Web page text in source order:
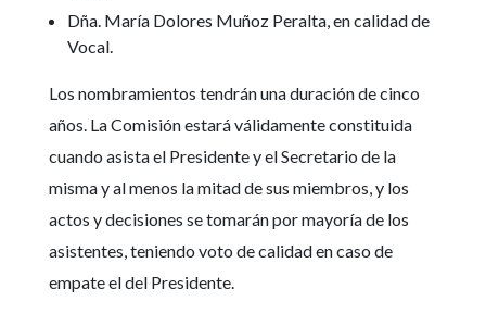
Dña. María Dolores Muñoz Peralta, en calidad de
Vocal.
Los nombramientos tendrán una duración de cinco
años. La Comisión estará válidamente constituida
cuando asista el Presidente y el Secretario de la
misma y al menos la mitad de sus miembros, y los
actos y decisiones se tomarán por mayoría de los
asistentes, teniendo voto de calidad en caso de
empate el del Presidente.